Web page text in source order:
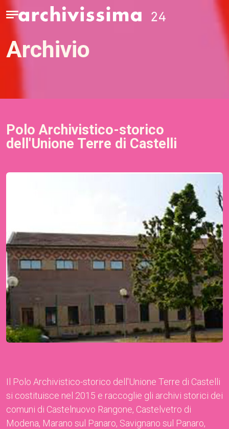
Home page
Apri il menu
archivio
Polo Archivistico-storico
dell'Unione Terre di Castelli
Il Polo Archivistico-storico dell'Unione Terre di Castelli
si costituisce nel 2015 e raccoglie gli archivi storici dei
comuni di Castelnuovo Rangone, Castelvetro di
Modena, Marano sul Panaro, Savignano sul Panaro,